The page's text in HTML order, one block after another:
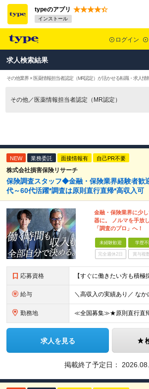
typeのアプリ
インストール
ログイン
求人検索結果
その他業界 × 医薬情報担当者認定（MR認定）が活かせる転職・求人情
その他／医薬情報担当者認定（MR認定）
NEW 業務委託 面接情報有 自己PR不要
株式会社損害保険リサーチ
保険調査スタッフ◆金融・保険業界経験者歓
代～60代活躍*調査は原則直行直帰*高収入可
金融・保険業界に少
器に。 ノルマを手放
「調査のプロ」へ！
未経験歓迎 学歴不
完全週休2日 賞与複
応募資格
給与
勤務地
求人を見る
掲載終了予定日：